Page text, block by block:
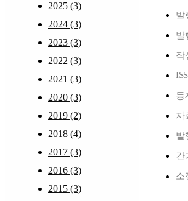
2025 (3)
2024 (3)
2023 (3)
2022 (3)
2021 (3)
2020 (3)
2019 (2)
2018 (4)
2017 (3)
2016 (3)
2015 (3)
발
발
작
등
자
발
간
소